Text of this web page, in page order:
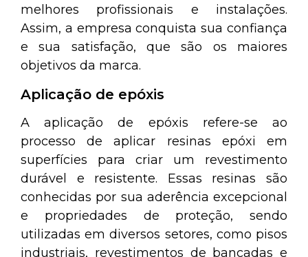
melhores profissionais e instalações.
Assim, a empresa conquista sua confiança
e sua satisfação, que são os maiores
objetivos da marca.
Aplicação de epóxis
A aplicação de epóxis refere-se ao
processo de aplicar resinas epóxi em
superfícies para criar um revestimento
durável e resistente. Essas resinas são
conhecidas por sua aderência excepcional
e propriedades de proteção, sendo
utilizadas em diversos setores, como pisos
industriais, revestimentos de bancadas e